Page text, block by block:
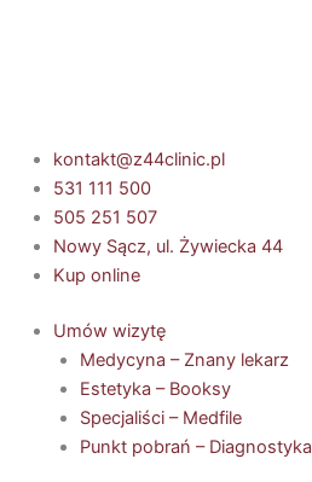
kontakt@z44clinic.pl
531 111 500
505 251 507
Nowy Sącz, ul. Żywiecka 44
Kup online
Umów wizytę
Medycyna – Znany lekarz
Estetyka – Booksy
Specjaliści – Medfile
Punkt pobrań – Diagnostyka